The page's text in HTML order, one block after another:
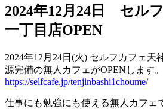
2024年12月24日 セル
一丁目店OPEN
2024年12月24日(火) セルフカフェ天
源完備の無人カフェがOPENします。
https://selfcafe.jp/tenjinbashi1choume/
仕事にも勉強にも使える無人カフェ